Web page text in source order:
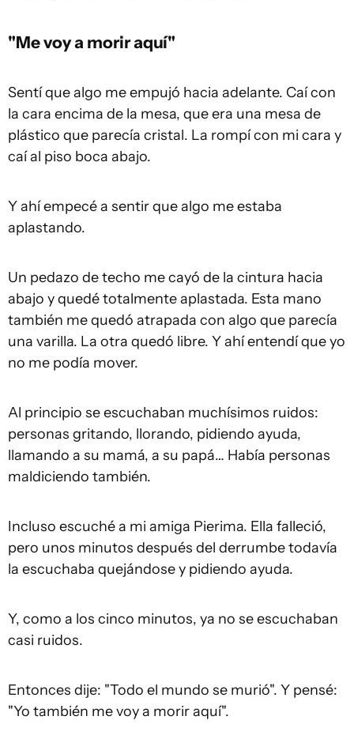
"Me voy a morir aquí"
Sentí que algo me empujó hacia adelante. Caí con
la cara encima de la mesa, que era una mesa de
plástico que parecía cristal. La rompí con mi cara y
caí al piso boca abajo.
Y ahí empecé a sentir que algo me estaba
aplastando.
Un pedazo de techo me cayó de la cintura hacia
abajo y quedé totalmente aplastada. Esta mano
también me quedó atrapada con algo que parecía
una varilla. La otra quedó libre. Y ahí entendí que yo
no me podía mover.
Al principio se escuchaban muchísimos ruidos:
personas gritando, llorando, pidiendo ayuda,
llamando a su mamá, a su papá… Había personas
maldiciendo también.
Incluso escuché a mi amiga Pierima. Ella falleció,
pero unos minutos después del derrumbe todavía
la escuchaba quejándose y pidiendo ayuda.
Y, como a los cinco minutos, ya no se escuchaban
casi ruidos.
Entonces dije: "Todo el mundo se murió". Y pensé:
"Yo también me voy a morir aquí".